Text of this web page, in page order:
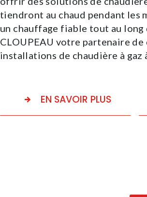
tiendront au chaud pendant
un chauffage fiable tout au long
CLOUPEAU votre partenaire
installations de chaudière à
EN SAVOIR PLUS